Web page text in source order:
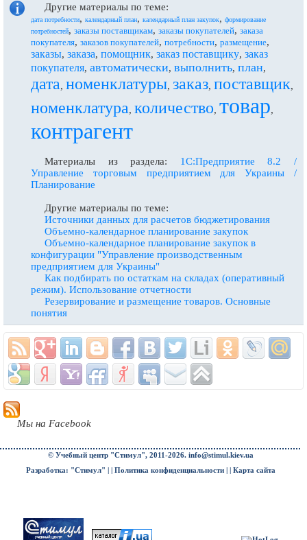
Другие материалы по теме:
дата потребности, календарный план, календарный план закупок, формирование
потребностей, заказы поставщикам, заказы покупателей, заказа
покупателя, заказов покупателей, потребности, размещение,
заказы, заказа, помощник, заказ поставщику, заказ
покупателя, автоматически, выполнить, план,
дата, номенклатуры, заказ, поставщик,
номенклатура, количество, товар,
контрагент
Материалы из раздела: 1С:Предприятие 8.2 /
Управление торговым предприятием для Украины /
Планирование
Другие материалы по теме:
Источники данных для расчетов бюджетирования
Объемно-календарное планирование закупок
Объемно-календарное планирование закупок в
конфигурации "Управление производственным
предприятием для Украины"
Как подбирать по остаткам на складах (оперативный
режим). Использование отчетности
Резервирование и размещение товаров. Основные
понятия
Мы на Facebook
© Учебный центр "Стимул", 2011-2026. info@stimul.kiev.ua
Разработка: "Стимул" | | Политика конфиденциальности| | Карта сайта